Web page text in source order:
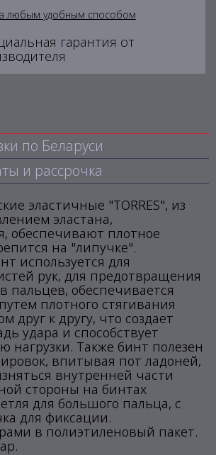
любым удобным способом
гарантия от
по Беларуси
и рассрочка
эластичные "TORRES", из
эластана,
обеспечивают плотное
на "липучке".
используется для
рук, для предотвращения
пальцев, обеспечивается
плотного стягивания
друг к другу, что создает
удара и способствует
нагрузки. Также бинт полезен
впитывая пот ладоней,
внутренней части
стороны на бинтах
для большого пальца, с
для фиксации.
в полиэтиленовый пакет.